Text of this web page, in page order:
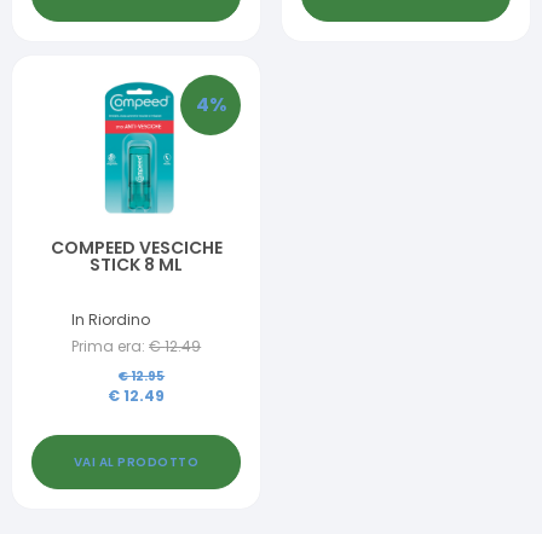
4%
COMPEED VESCICHE
STICK 8 ML
In Riordino
Prima era: €12.49
€12.95
€12.49
VAI AL PRODOTTO